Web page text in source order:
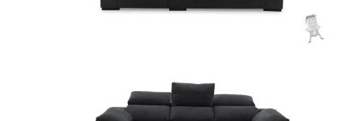
opciones
página